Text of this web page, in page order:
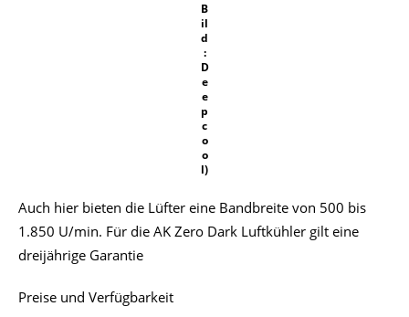
B
il
d
:
D
e
e
p
c
o
o
l)
Auch hier bieten die Lüfter eine Bandbreite von 500 bis
1.850 U/min. Für die AK Zero Dark Luftkühler gilt eine
dreijährige Garantie
Preise und Verfügbarkeit